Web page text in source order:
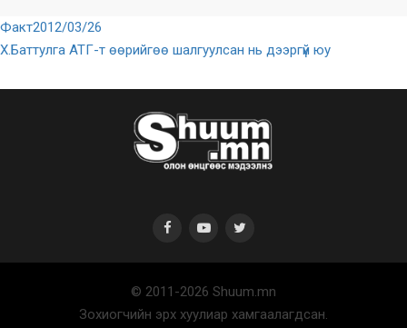
Факт2012/03/26
Х.Баттулга АТГ-т өөрийгөө шалгуулсан нь дээргүй юу
© 2011-2026 Shuum.mn
Зохиогчийн эрх хуулиар хамгаалагдсан.